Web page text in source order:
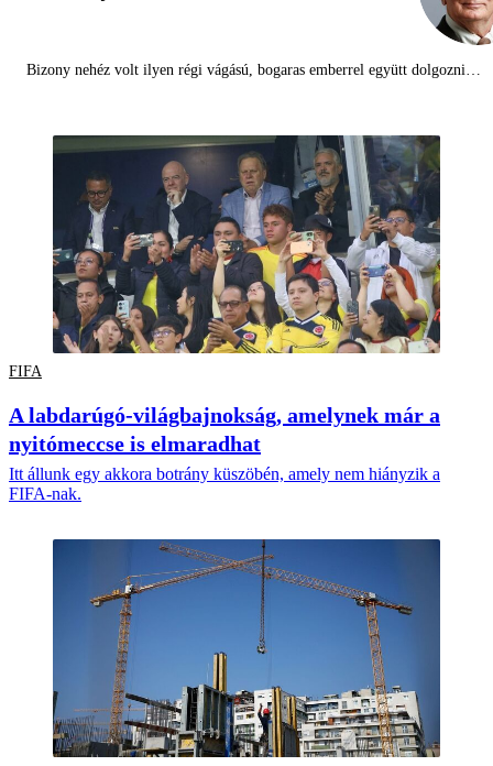
Bizony nehéz volt ilyen régi vágású, bogaras emberrel együtt dolgozni…
FIFA
A labdarúgó-világbajnokság, amelynek már a
nyitómeccse is elmaradhat
Itt állunk egy akkora botrány küszöbén, amely nem hiányzik a
FIFA-nak.